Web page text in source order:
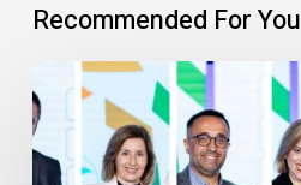
Recommended For You